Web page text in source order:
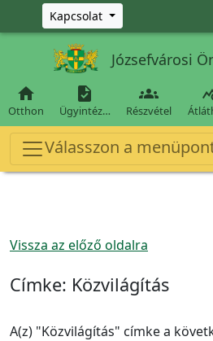
Ugrás a fő tartalomra
Kapcsolat
Józsefvárosi

Otthon

Ügyintéz…

Részvétel
Válasszon a
Vissza az előző oldalra
Címke: Közvilágítás
A(z) "Közvilágítás" címke a